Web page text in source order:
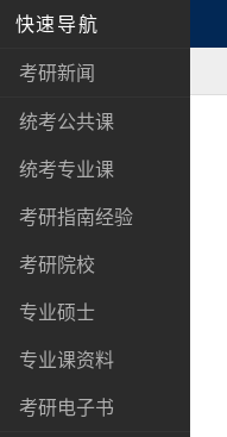
快速导航
考研新闻
统考公共课
统考专业课
考研指南经验
考研院校
专业硕士
专业课资料
考研电子书